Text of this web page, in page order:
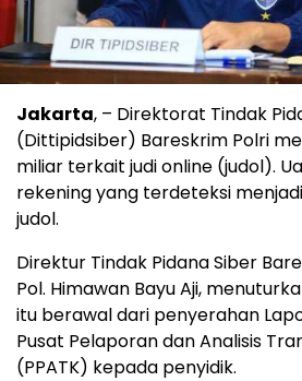
Jakarta, – Direktorat Tindak
(Dittipidsiber) Bareskrim Polri
miliar terkait judi online (judol).
rekening yang terdeteksi
judol.
Direktur Tindak Pidana Siber
Pol. Himawan Bayu Aji,
itu berawal dari penyerahan
Pusat Pelaporan dan Analisis
(PPATK) kepada penyidik.